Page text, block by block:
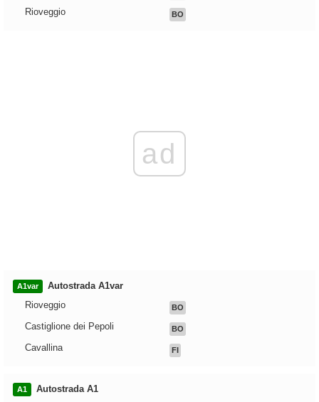
Rioveggio BO
ad
A1var
Autostrada A1var
Rioveggio
BO
Castiglione dei Pepoli BO
Cavallina FI
A1
Autostrada A1